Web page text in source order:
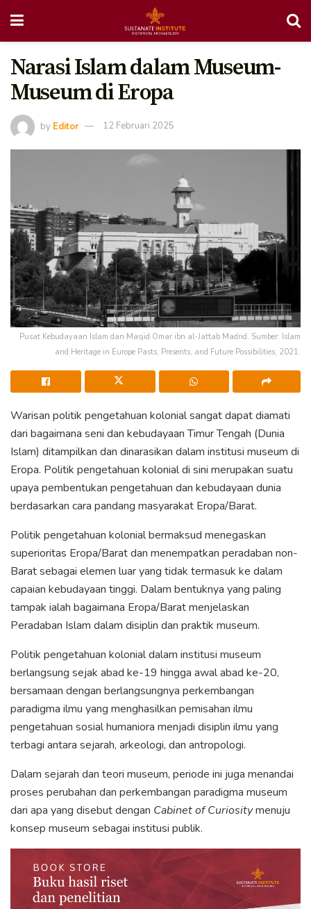
Narasi Islam dalam Museum-
Museum di Eropa
by Editor 12 Februari 2025
Pusat Kebudayaan Islam dan Masjid Omar ibn al-Jattab Madrid. Sumber: Islam
and Heritage in Europe Pasts, Presents, and Future Possibilities, 2021.
Warisan politik pengetahuan kolonial sangat dapat diamati
dari bagaimana seni dan kebudayaan Timur Tengah (Dunia
Islam) ditampilkan dan dinarasikan dalam institusi museum di
Eropa. Politik pengetahuan kolonial di sini merupakan suatu
upaya pembentukan pengetahuan dan kebudayaan dunia
berdasarkan cara pandang masyarakat Eropa/Barat.
Politik pengetahuan kolonial bermaksud menegaskan
superioritas Eropa/Barat dan menempatkan peradaban non-
Barat sebagai elemen luar yang tidak termasuk ke dalam
capaian kebudayaan tinggi. Dalam bentuknya yang paling
tampak ialah bagaimana Eropa/Barat menjelaskan
Peradaban Islam dalam disiplin dan praktik museum.
Politik pengetahuan kolonial dalam institusi museum
berlangsung sejak abad ke-19 hingga awal abad ke-20,
bersamaan dengan berlangsungnya perkembangan
paradigma ilmu yang menghasilkan pemisahan ilmu
pengetahuan sosial humaniora menjadi disiplin ilmu yang
terbagi antara sejarah, arkeologi, dan antropologi.
Dalam sejarah dan teori museum, periode ini juga menandai
proses perubahan dan perkembangan paradigma museum
dari apa yang disebut dengan Cabinet of Curiositymenuju
konsep museum sebagai institusi publik.